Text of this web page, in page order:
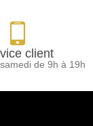
client
de 9h à 19h